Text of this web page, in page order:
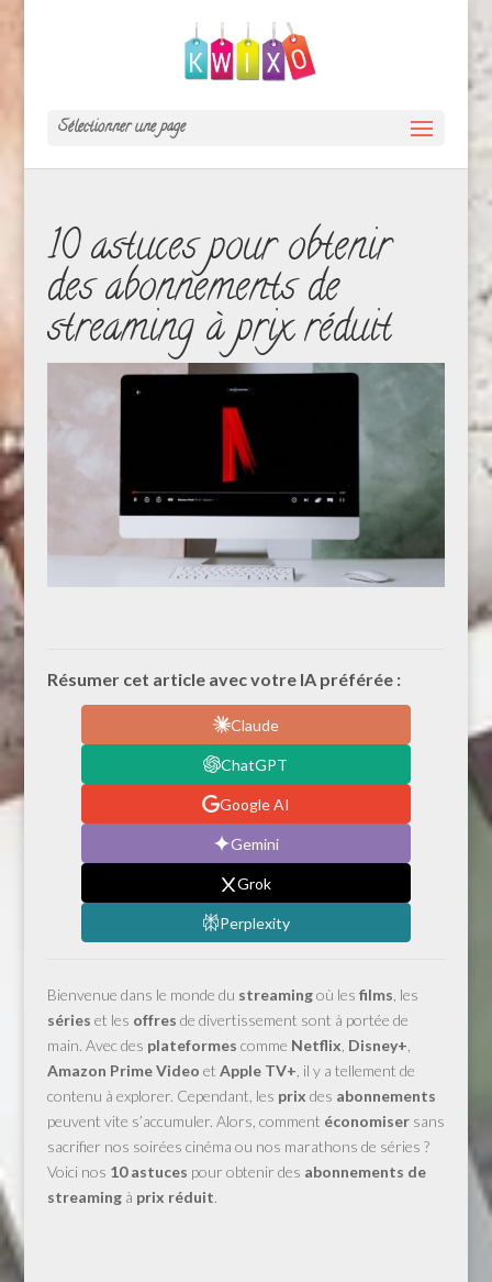
Sélectionner une page
10 astuces pour obtenir
des abonnements de
streaming à prix réduit
Résumer cet article avec votre IA préférée :
Claude
ChatGPT
Google AI
Gemini
Grok
Perplexity
Bienvenue dans le monde du streamingoù les films , les
séries et les offres de divertissement sont à portée de
main. Avec des plateformes comme Netflix Disney+
Amazon Prime Video et Apple TV+ , il y a tellement de
contenu à explorer. Cependant, les prix des abonnements
peuvent vite s’accumuler. Alors, comment économisersans
sacrifier nos soirées cinéma ou nos marathons de séries ?
Voici nos 10 astuces pour obtenir des abonnements de
streamingà prix réduit.